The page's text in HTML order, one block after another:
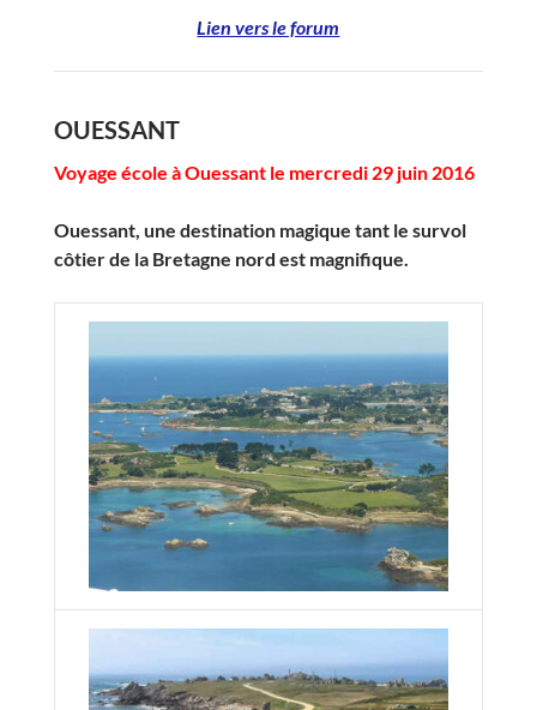
Lien vers le forum
OUESSANT
Voyage école à Ouessant le mercredi 29 juin 2016
Ouessant, une destination magique tant le survol
côtier de la Bretagne nord est magnifique.